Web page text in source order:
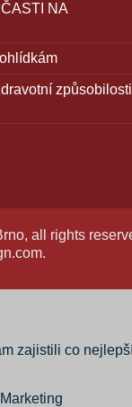
NA
all rights
.
zajistili co
Marketing